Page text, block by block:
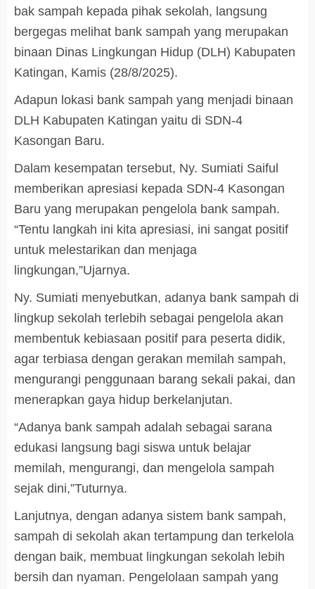
bak sampah kepada pihak sekolah, langsung
bergegas melihat bank sampah yang merupakan
binaan Dinas Lingkungan Hidup (DLH) Kabupaten
Katingan, Kamis (28/8/2025).
Adapun lokasi bank sampah yang menjadi binaan
DLH Kabupaten Katingan yaitu di SDN-4
Kasongan Baru.
Dalam kesempatan tersebut, Ny. Sumiati Saiful
memberikan apresiasi kepada SDN-4 Kasongan
Baru yang merupakan pengelola bank sampah.
“Tentu langkah ini kita apresiasi, ini sangat positif
untuk melestarikan dan menjaga
lingkungan,”Ujarnya.
Ny. Sumiati menyebutkan, adanya bank sampah di
lingkup sekolah terlebih sebagai pengelola akan
membentuk kebiasaan positif para peserta didik,
agar terbiasa dengan gerakan memilah sampah,
mengurangi penggunaan barang sekali pakai, dan
menerapkan gaya hidup berkelanjutan.
“Adanya bank sampah adalah sebagai sarana
edukasi langsung bagi siswa untuk belajar
memilah, mengurangi, dan mengelola sampah
sejak dini,”Tuturnya.
Lanjutnya, dengan adanya sistem bank sampah,
sampah di sekolah akan tertampung dan terkelola
dengan baik, membuat lingkungan sekolah lebih
bersih dan nyaman. Pengelolaan sampah yang